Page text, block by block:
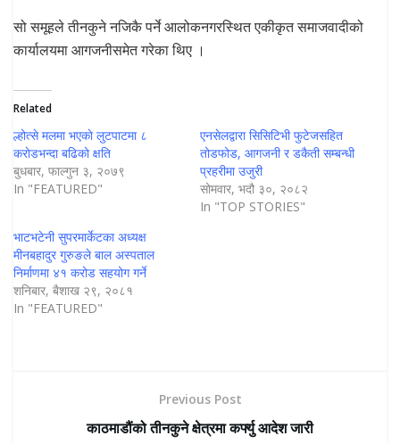
सो समूहले तीनकुने नजिकै पर्ने आलोकनगरस्थित एकीकृत समाजवादीको
कार्यालयमा आगजनीसमेत गरेका थिए ।
Related
ल्होत्से मलमा भएकाे लुटपाटमा ८
कराेडभन्दा बढिकाे क्षति
बुधबार, फाल्गुन ३, २०७९
In "FEATURED"
एनसेलद्वारा सिसिटिभी फुटेजसहित
तोडफोड, आगजनी र डकैती सम्बन्धी
प्रहरीमा उजुरी
सोमवार, भदौ ३०, २०८२
In "TOP STORIES"
भाटभटेनी सुपरमार्केटका अध्यक्ष
मीनबहादुर गुरुङले बाल अस्पताल
निर्माणमा ४१ करोड सहयोग गर्ने
शनिबार, बैशाख २९, २०८१
In "FEATURED"
Previous Post
काठमाडौंको तीनकुने क्षेत्रमा कर्फ्यु आदेश जारी